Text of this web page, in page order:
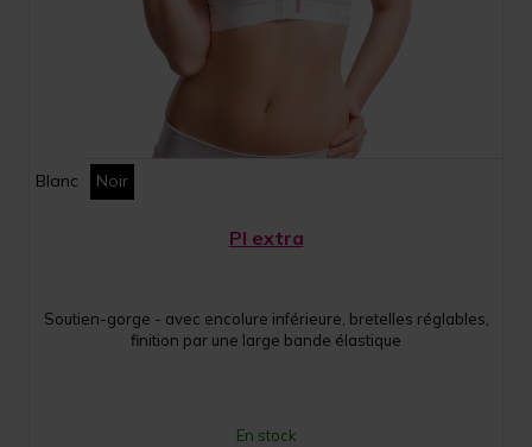
Blanc Noir
PI extra
Soutien-gorge - avec encolure inférieure, bretelles réglables,
finition par une large bande élastique
En stock